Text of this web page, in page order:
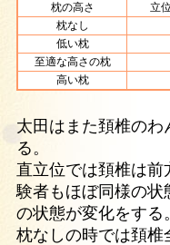
枕の高さ
立位
枕なし
低い枕
至適な高さの枕
高い枕
太田はまた頚椎の
る。
直立位では頚椎は
験者もほぼ同様の
の状態が変化をする。
枕なしの時では頚